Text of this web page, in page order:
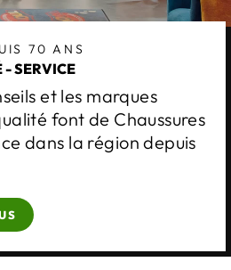
70 ANS
- SERVICE
et les marques
font de Chaussures
dans la région depuis